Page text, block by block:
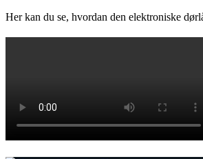
Her kan du se, hvordan den elektroniske